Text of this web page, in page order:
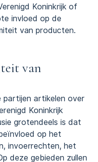
Koninkrijk of
invloed op de
van producten.
van
partijen artikelen over
Koninkrijk
grotendeels is dat
op het
invoerrechten, het
deze gebieden zullen